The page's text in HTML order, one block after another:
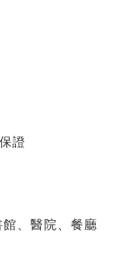
證
、醫院、餐廳